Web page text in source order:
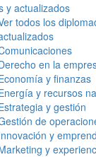
y actualizados
todos los
en la
y finanzas
y recursos
y gestión
de
y
y